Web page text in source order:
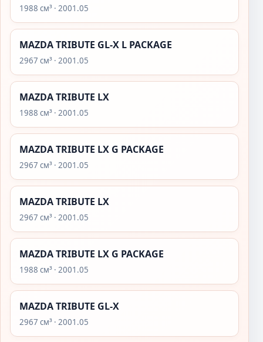
1988 см³ · 2001.05
MAZDA TRIBUTE GL-X L PACKAGE
2967 см³ · 2001.05
MAZDA TRIBUTE LX
1988 см³ · 2001.05
MAZDA TRIBUTE LX G PACKAGE
2967 см³ · 2001.05
MAZDA TRIBUTE LX
2967 см³ · 2001.05
MAZDA TRIBUTE LX G PACKAGE
1988 см³ · 2001.05
MAZDA TRIBUTE GL-X
2967 см³ · 2001.05